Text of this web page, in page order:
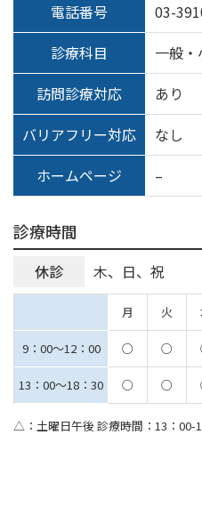
電話番号
03-
診療科目
一般
訪問診療対応
あり
バリアフリー対応
なし
ホームページ
–
診療時間
休診 木、日、祝
月 火
9：00～12：00 ○ ○
13：00～18：30 ○ ○
△：土曜日午後 診療時間：13：00-